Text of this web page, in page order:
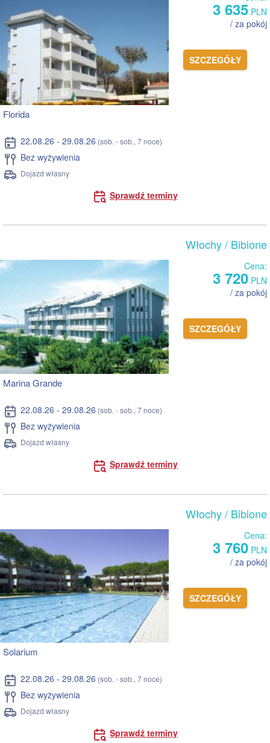
3 635 PLN
/ za pokój
SZCZEGÓŁY
Florida
22.08.26 - 29.08.26 (sob. - sob., 7 noce)
Bez wyżywienia
Dojazd własny
Sprawdź terminy
Włochy/ Bibione
Cena:
3 720 PLN
/ za pokój
SZCZEGÓŁY
Marina Grande
22.08.26 - 29.08.26 (sob. - sob., 7 noce)
Bez wyżywienia
Dojazd własny
Sprawdź terminy
Włochy/ Bibione
Cena:
3 760 PLN
/ za pokój
SZCZEGÓŁY
Solarium
22.08.26 - 29.08.26 (sob. - sob., 7 noce)
Bez wyżywienia
Dojazd własny
Sprawdź terminy